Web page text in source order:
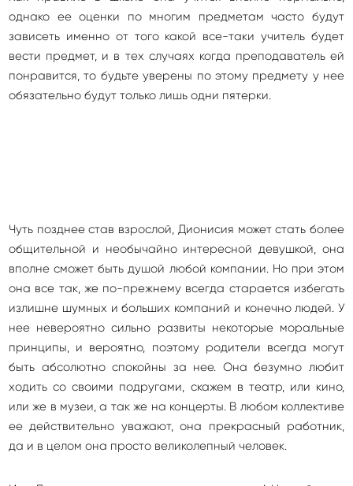
однако ее оценки по многим предметам часто будут
зависеть именно от того какой все-таки учитель будет
вести предмет, и в тех случаях когда преподаватель ей
понравится, то будьте уверены по этому предмету у нее
обязательно будут только лишь одни пятерки.
Чуть позднее став взрослой, Дионисия может стать более
общительной и необычайно интересной девушкой, она
вполне сможет быть душой любой компании. Но при этом
она все так, же по-прежнему всегда старается избегать
излишне шумных и больших компаний и конечно людей. У
нее невероятно сильно развиты некоторые моральные
принципы, и вероятно, поэтому родители всегда могут
быть абсолютно спокойны за нее. Она безумно любит
ходить со своими подругами, скажем в театр, или кино,
или же в музеи, а так же на концерты. В любом коллективе
ее действительно уважают, она прекрасный работник,
да и в целом она просто великолепный человек.